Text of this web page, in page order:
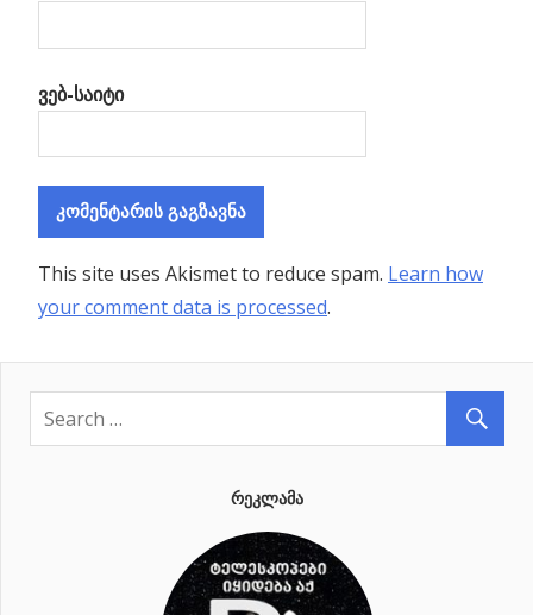
ვებ-საიტი
This site uses Akismet to reduce spam. Learn how
your comment data is processed.
ᲠᲔᲙᲚᲐᲛᲐ